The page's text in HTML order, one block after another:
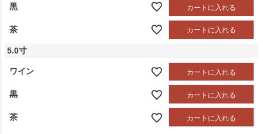
黒 カートに入れる
茶 カートに入れる
5.0寸
ワイン カートに入れる
黒 カートに入れる
茶 カートに入れる